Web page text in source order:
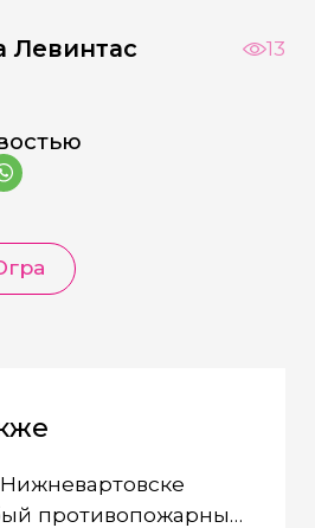
Левинтас 13
противопожарный